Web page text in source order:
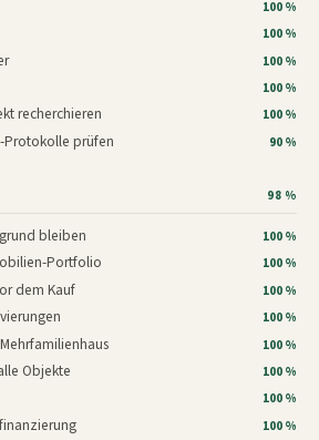
100 %
100 %
100 %
100 %
recherchieren 100 %
Protokolle prüfen 90 %
98 %
bleiben 100 %
Portfolio 100 %
dem Kauf 100 %
100 %
100 %
Objekte 100 %
100 %
100 %